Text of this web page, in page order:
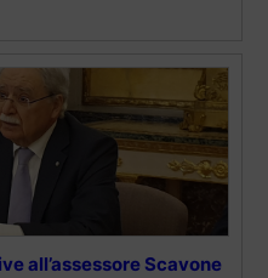
all’assessore Scavone